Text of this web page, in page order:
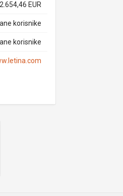
2.654,46 EUR
korisnike
korisnike